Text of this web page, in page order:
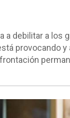
a debilitar a los
provocando y